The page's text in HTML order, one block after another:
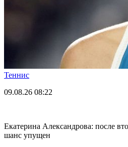
Теннис
09.08.26 08:22
Екатерина Александрова: после
шанс упущен